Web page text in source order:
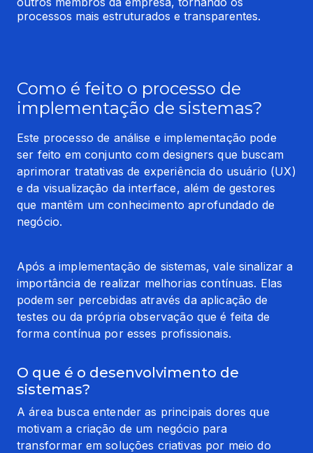
processos mais estruturados e transparentes.
Como é feito o processo de
implementação de sistemas?
Este processo de análise e implementação pode
ser feito em conjunto com designers que buscam
aprimorar tratativas de experiência do usuário (UX)
e da visualização da interface, além de gestores
que mantêm um conhecimento aprofundado de
negócio.
Após a implementação de sistemas, vale sinalizar a
importância de realizar melhorias contínuas. Elas
podem ser percebidas através da aplicação de
testes ou da própria observação que é feita de
forma contínua por esses profissionais.
O que é o desenvolvimento de
sistemas?
A área busca entender as principais dores que
motivam a criação de um negócio para
transformar em soluções criativas por meio do